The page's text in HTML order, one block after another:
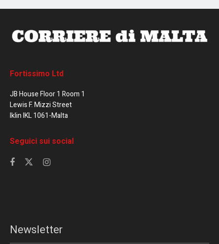
Fortissimo Ltd
JB House Floor 1 Room 1
Lewis F. Mizzi Street
Iklin IKL 1061-Malta
Seguici sui social
Newsletter